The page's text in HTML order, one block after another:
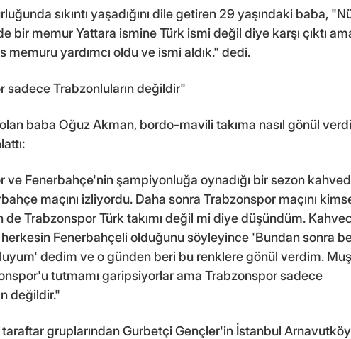
sıkıntı yaşadığını dile getiren 29 yaşındaki baba,
bir memur Yattara ismine Türk ismi değil diye karşı çıktı
memuru yardımcı oldu ve ismi aldık." dedi.
sadece Trabzonluların değildir"
baba Oğuz Akman, bordo-mavili takıma nasıl gönül
ve Fenerbahçe'nin şampiyonluğa oynadığı bir sezon
maçını izliyordu. Daha sonra Trabzonspor maçını
de Trabzonspor Türk takımı değil mi diye düşündüm.
Fenerbahçeli olduğunu söyleyince 'Bundan sonra
dedim ve o günden beri bu renklere gönül verdim.
tutmamı garipsiyorlar ama Trabzonspor sadece
değildir."
gruplarından Gurbetçi Gençler'in İstanbul